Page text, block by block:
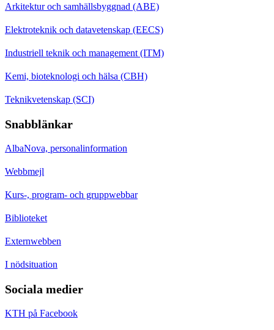
Arkitektur och samhällsbyggnad (ABE)
Elektroteknik och datavetenskap (EECS)
Industriell teknik och management (ITM)
Kemi, bioteknologi och hälsa (CBH)
Teknikvetenskap (SCI)
Snabblänkar
AlbaNova, personalinformation
Webbmejl
Kurs-, program- och gruppwebbar
Biblioteket
Externwebben
I nödsituation
Sociala medier
KTH på Facebook